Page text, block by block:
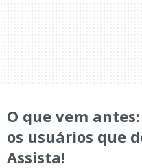
O que vem
os usuários que
Assista!